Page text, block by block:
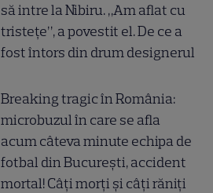
să intre la Nibiru. „Am aflat cu
tristețe”, a povestit el. De ce a
fost întors din drum designerul
Breaking tragic în România:
microbuzul în care se afla
acum câteva minute echipa de
fotbal din București, accident
mortal! Câți morți și câți răniți